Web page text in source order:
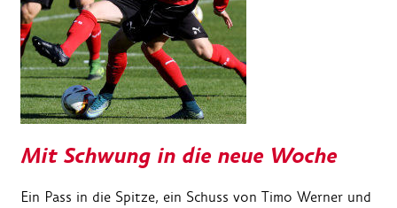
Mit Schwung in die neue Woche
Ein Pass in die Spitze, ein Schuss von Timo Werner und